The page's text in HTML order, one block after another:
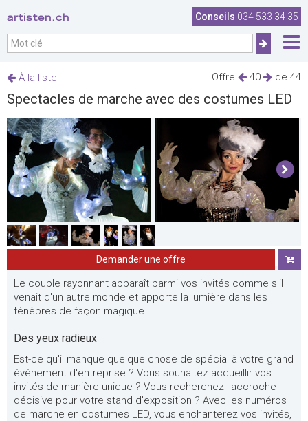
artisten.ch Conseils 034 533 34 35
Offre 40 de 44
À la liste
Spectacles de marche avec des costumes LED
Demander une offre
Le couple rayonnant apparaît parmi vos invités comme s'il
venait d'un autre monde et apporte la lumière dans les
ténèbres de façon magique.
Des yeux radieux
Est-ce qu'il manque quelque chose de spécial à votre grand
événement d'entreprise ? Vous souhaitez accueillir vos
invités de manière unique ? Vous recherchez l'accroche
décisive pour votre stand d'exposition ? Avec les numéros
de marche en costumes LED, vous enchanterez vos invités,